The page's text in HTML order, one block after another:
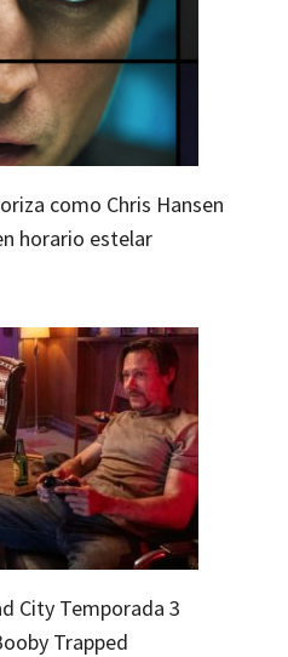
como Chris Hansen
horario estelar
City Temporada 3
Trapped